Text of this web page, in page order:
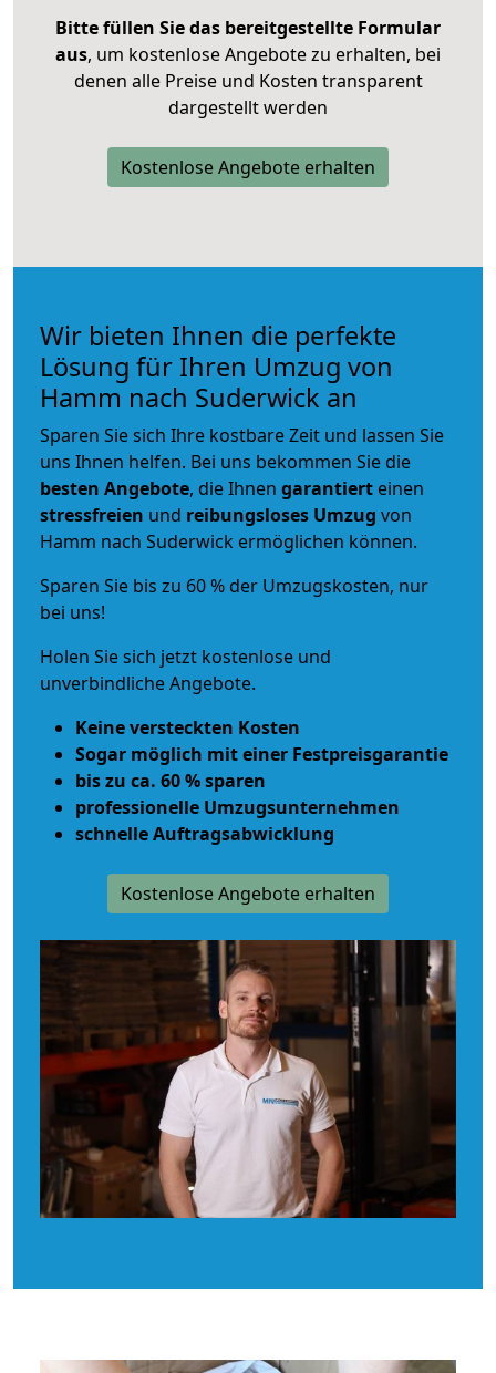
Bitte füllen Sie das bereitgestellte Formular
aus, um kostenlose Angebote zu erhalten, bei
denen alle Preise und Kosten transparent
dargestellt werden
Kostenlose Angebote erhalten
Wir bieten Ihnen die perfekte
Lösung für Ihren Umzug von
Hamm nach Suderwick an
Sparen Sie sich Ihre kostbare Zeit und lassen Sie
uns Ihnen helfen. Bei uns bekommen Sie die
besten Angebote, die Ihnen garantiert einen
stressfreien und reibungsloses Umzug von
Hamm nach Suderwick ermöglichen können.
Sparen Sie bis zu 60 % der Umzugskosten, nur
bei uns!
Holen Sie sich jetzt kostenlose und
unverbindliche Angebote.
Keine versteckten Kosten
Sogar möglich mit einer Festpreisgarantie
bis zu ca. 60 % sparen
professionelle Umzugsunternehmen
schnelle Auftragsabwicklung
Kostenlose Angebote erhalten